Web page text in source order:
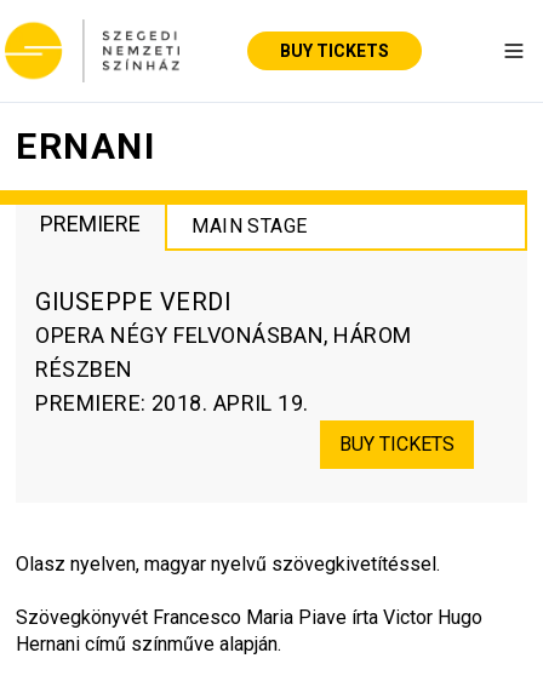
BUY TICKETS
ERNANI
PREMIERE MAIN STAGE
GIUSEPPE VERDI
OPERA NÉGY FELVONÁSBAN, HÁROM
RÉSZBEN
PREMIERE: 2018. APRIL 19.
BUY TICKETS
Olasz nyelven, magyar nyelvű szövegkivetítéssel.
Szövegkönyvét Francesco Maria Piave írta Victor Hugo
Hernani című színműve alapján.